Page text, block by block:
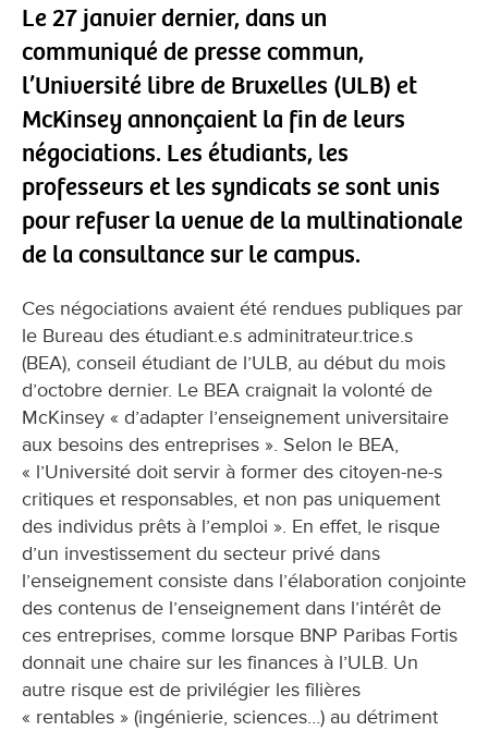
Le 27 janvier dernier, dans un
communiqué de presse commun,
l’Université libre de Bruxelles (ULB) et
McKinsey annonçaient la fin de leurs
négociations. Les étudiants, les
professeurs et les syndicats se sont unis
pour refuser la venue de la multinationale
de la consultance sur le campus.
Ces négociations avaient été rendues publiques par
le Bureau des étudiant.e.s adminitrateur.trice.s
(BEA), conseil étudiant de l’ULB, au début du mois
d’octobre dernier. Le BEA craignait la volonté de
McKinsey « d’adapter l’enseignement universitaire
aux besoins des entreprises ». Selon le BEA,
« l’Université doit servir à former des citoyen-ne-s
critiques et responsables, et non pas uniquement
des individus prêts à l’emploi ». En effet, le risque
d’un investissement du secteur privé dans
l’enseignement consiste dans l’élaboration conjointe
des contenus de l’enseignement dans l’intérêt de
ces entreprises, comme lorsque BNP Paribas Fortis
donnait une chaire sur les finances à l’ULB. Un
autre risque est de privilégier les filières
« rentables » (ingénierie, sciences…) au détriment